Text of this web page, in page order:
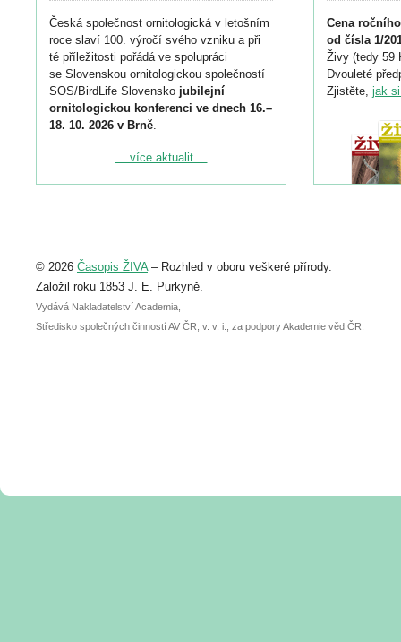
Česká společnost ornitologická v letošním
roce slaví 100. výročí svého vzniku a při
té příležitosti pořádá ve spolupráci
se Slovenskou ornitologickou společností
SOS/BirdLife Slovensko jubilejní
ornitologickou konferenci ve dnech 16.–
18. 10. 2026 v Brně.
Podrobnější informace ke konferenci
Registrovat se můžete do 6. září.
abstraktu přihlášené přednášky nebo
posteru je už 30. června.
... více aktualit ...
Cena
od čísla 1/
Živy (tedy 59
Dvouleté
Zjistěte, jak
© 2026 Časopis ŽIVA– Rozhled v oboru veškeré přírody.
Založil roku 1853 J. E. Purkyně.
Vydává Nakladatelství Academia,
Středisko společných činností AV ČR, v. v. i., za podpory Akademie věd ČR.